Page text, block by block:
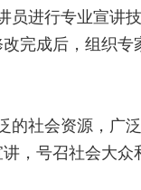
进行专业宣讲技
完成后，组织
社会资源，广泛
，号召社会大